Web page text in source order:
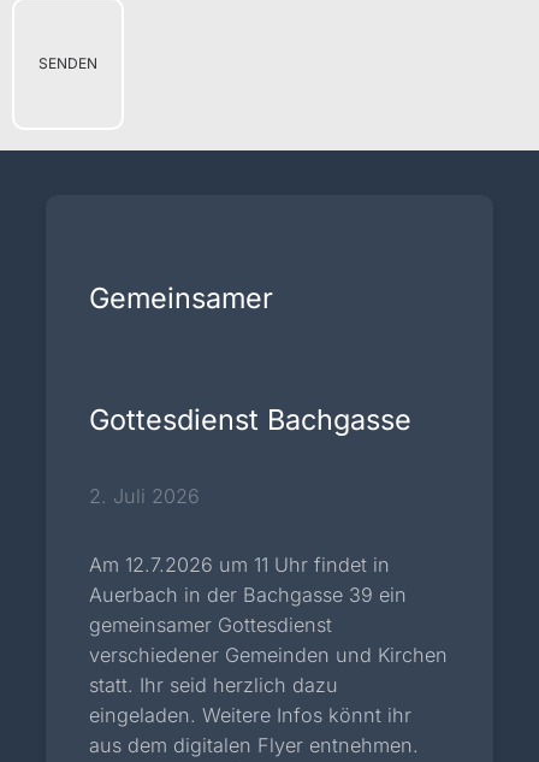
Gemeinsamer
Gottesdienst Bachgasse
2. Juli 2026
Am 12.7.2026 um 11 Uhr findet in
Auerbach in der Bachgasse 39 ein
gemeinsamer Gottesdienst
verschiedener Gemeinden und Kirchen
statt. Ihr seid herzlich dazu
eingeladen. Weitere Infos könnt ihr
aus dem digitalen Flyer entnehmen.